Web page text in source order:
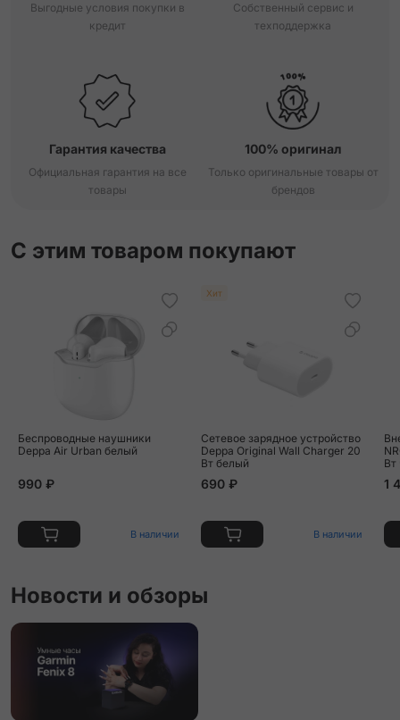
Выгодные условия покупки в
кредит
Собственный сервис и
техподдержка
Гарантия качества
Официальная гарантия на все
товары
100% оригинал
Только оригинальные товары от
брендов
С этим товаром покупают
Беспроводные наушники
Deppa Air Urban белый
990 ₽
В наличии
Хит
Сетевое зарядное устройство
Deppa Original Wall Charger 20
Вт белый
690 ₽
В наличии
Вт
1
Новости и обзоры